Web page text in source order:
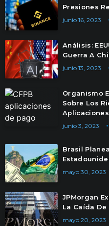
Presiones
junio 16, 2023
Análisis:
Guerra A
junio 13, 2023
Organismo
Sobre Los
junio 3, 2023
Brasil
mayo 30, 2023
JPMorgan
La Caída
mayo 20, 2023